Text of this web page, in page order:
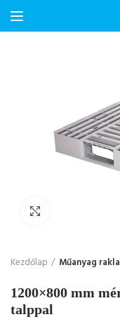
Kezdőlap Műanyag
1200×800 mm
talppal